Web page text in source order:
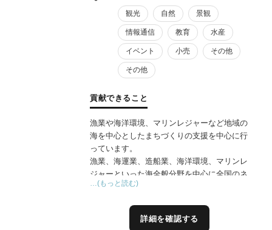
観光 自然 景観
情報通信 教育 水産
イベント 小売 その他
その他
貢献できること
漁業や海洋環境、マリンレジャーなど地域の
海を中心としたまちづくりの支援を中心に行
っています。
漁業、海運業、造船業、海洋環境、マリンレ
ジャーといった海全般分野を中心に全国のネ
ットワークを持っており、海洋関連やDXな
体、行政に至るまで海に関わるあらゆる分野
にネットワークを有しております。
…(もっと読む)
詳細を確認する